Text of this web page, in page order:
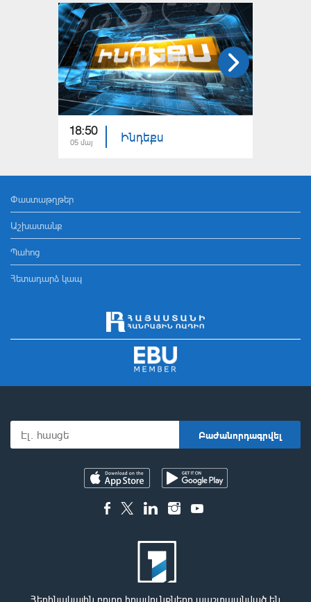
18:50
05 մայ Ինդեքս
Փաստաթղթեր
Աշխատանք
Պահոց
Հետադարձ կապ
Հեղինակային բոլոր իրավունքները պաշտպանված են